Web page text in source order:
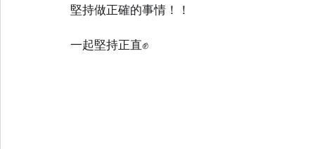
堅持做正確的事情！！
一起堅持正直✊